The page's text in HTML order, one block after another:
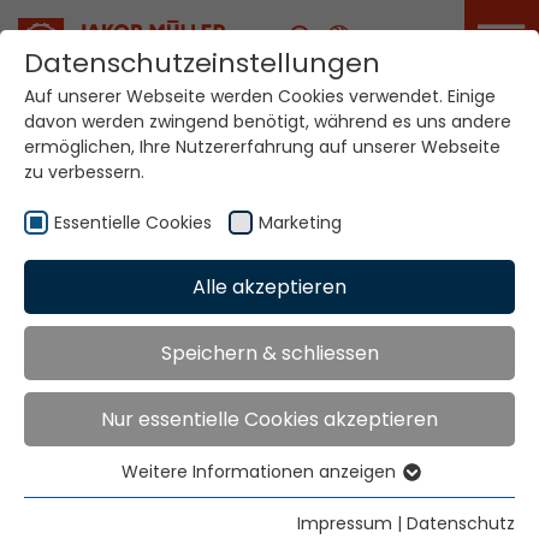
Karriere
Home Meldungen Messen & Termine
Messen & Termine
Datenschutzeinstellungen
Auf unserer Webseite werden Cookies verwendet. Einige
davon werden zwingend benötigt, während es uns andere
ermöglichen, Ihre Nutzererfahrung auf unserer Webseite
zu verbessern.
Essentielle Cookies Marketing
Alle akzeptieren
Speichern & schliessen
Nur essentielle Cookies akzeptieren
Essentielle Cookies
Essentielle Cookies werden für grundlegende
Weitere Informationen anzeigen
Impressum | Datenschutz